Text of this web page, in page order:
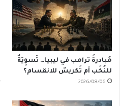
مُبادرةُ ترامب في ليبيا… تَسوِيَةٌ
للنُخَب أم تَكريسٌ للانقسام؟
2026/08/06